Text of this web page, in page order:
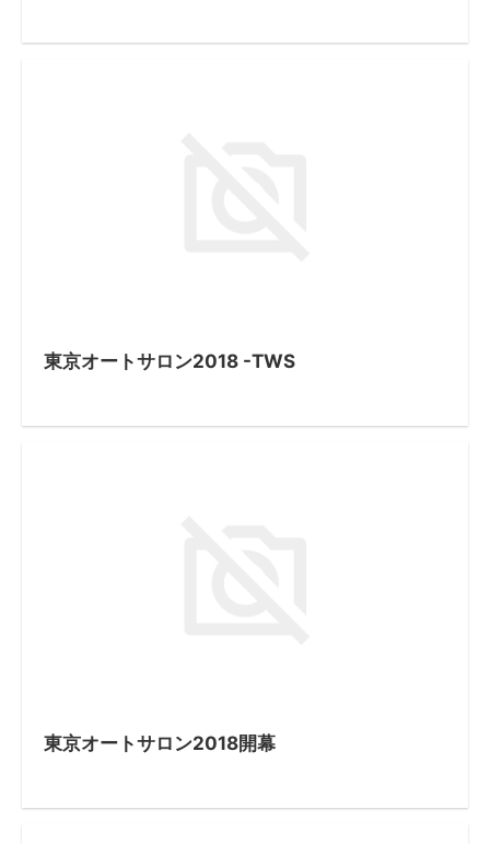
東京オートサロン2018 -TWS
東京オートサロン2018開幕